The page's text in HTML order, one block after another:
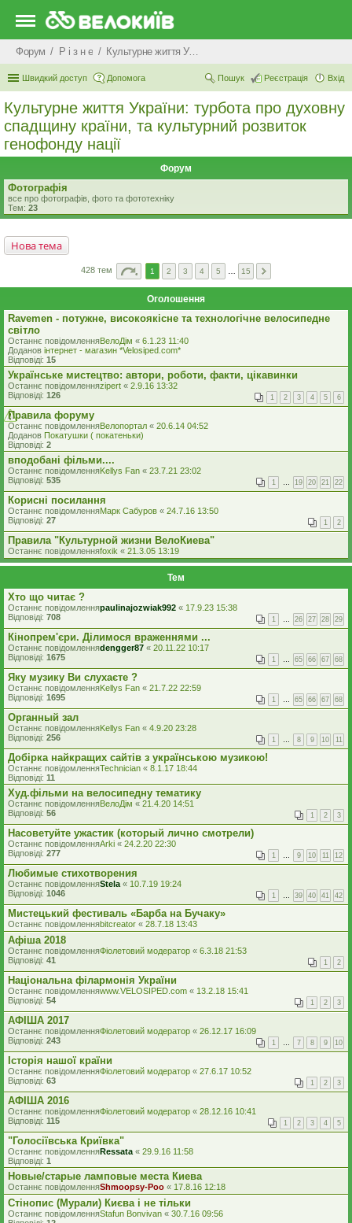
Форум Р i з н е Культурне життя України: турбота про духовну спадщину країни, та культурний розвиток генофонду нації
Швидкий доступ Допомога Вхід
Реєстрація
Пошук
Культурне життя України: турбота про духовну
спадщину країни, та культурний розвиток
генофонду нації
Форум
Фотографія
все про фотографів, фото та фототехніку
Тем: 23
Нова тема
428 тем 1 2 3 4 5 15
Оголошення
Ravemen - потужне, високоякісне та технологічне велосипедне
світло
Останнє повідомленняВелоДім « 6.1.23 11:40
Доданов iнтернет - магазин *Velosiped.com*
Відповіді: 15
Українське мистецтво: автори, роботи, факти, цікавинки
Останнє повідомленняzipert « 2.9.16 13:32
Відповіді: 126 1 2 3 4 5 6
Правила форуму
Останнє повідомленняВелопортал « 20.6.14 04:52
Доданов Покатушки ( покатеньки)
Відповіді: 2
вподобані фільми....
Останнє повідомленняKellys Fan « 23.7.21 23:02
Відповіді: 535 1 … 19 20 21 22
Корисні посилання
Останнє повідомленняМарк Сабуров « 24.7.16 13:50
Відповіді: 27 1 2
Правила "Культурной жизни ВелоКиева"
Останнє повідомленняfoxik « 21.3.05 13:19
Тем
Хто що читає ?
Останнє повідомленняpaulinajozwiak992 « 17.9.23 15:38
Відповіді: 708 1 … 26 27 28 29
Кінопрем'єри. Ділимося враженнями ...
Останнє повідомленняdengger87 « 20.11.22 10:17
Відповіді: 1675 1 … 65 66 67 68
Яку музику Ви слухаєте ?
Останнє повідомленняKellys Fan « 21.7.22 22:59
Відповіді: 1695 1 … 65 66 67 68
Органный зал
Останнє повідомленняKellys Fan « 4.9.20 23:28
Відповіді: 256 1 … 8 9 10 11
Добірка найкращих сайтів з українською музикою!
Останнє повідомленняTechnician « 8.1.17 18:44
Відповіді: 11
Худ.фільми на велосипедну тематику
Останнє повідомленняВелоДім « 21.4.20 14:51
Відповіді: 56 1 2 3
Насоветуйте ужастик (который лично смотрели)
Останнє повідомленняArki « 24.2.20 22:30
Відповіді: 277 1 … 9 10 11 12
Любимые стихотворения
Останнє повідомленняStela « 10.7.19 19:24
Відповіді: 1046 1 … 39 40 41 42
Мистецький фестиваль «Барба на Бучаку»
Останнє повідомленняbitcreator « 28.7.18 13:43
Афіша 2018
Останнє повідомленняФіолетовий модератор « 6.3.18 21:53
Відповіді: 41 1 2
Національна філармонія України
Останнє повідомленняwww.VELOSIPED.com « 13.2.18 15:41
Відповіді: 54 1 2 3
АФІША 2017
Останнє повідомленняФіолетовий модератор « 26.12.17 16:09
Відповіді: 243 1 … 7 8 9 10
Iсторiя нашої країни
Останнє повідомленняФіолетовий модератор « 27.6.17 10:52
Відповіді: 63 1 2 3
АФІША 2016
Останнє повідомленняФіолетовий модератор « 28.12.16 10:41
Відповіді: 115 1 2 3 4 5
"Голосіївська Криївка"
Останнє повідомленняRessata « 29.9.16 11:58
Відповіді: 1
Новые/старые ламповые места Киева
Останнє повідомленняShmoopsy-Poo « 17.8.16 12:18
Стінопис (Мурали) Києва і не тільки
Останнє повідомленняStafun Bonvivan « 30.7.16 09:56